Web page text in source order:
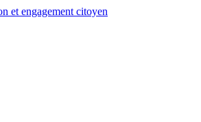
et engagement citoyen